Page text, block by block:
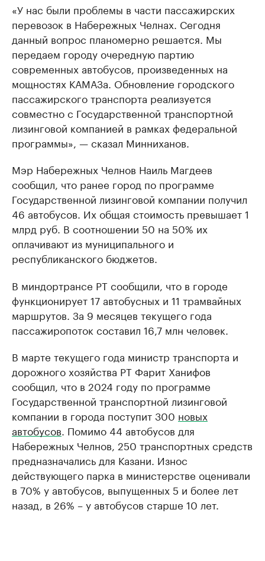
«У нас были проблемы в части пассажирских
перевозок в Набережных Челнах. Сегодня
данный вопрос планомерно решается. Мы
передаем городу очередную партию
современных автобусов, произведенных на
мощностях КАМАЗа. Обновление городского
пассажирского транспорта реализуется
совместно с Государственной транспортной
лизинговой компанией в рамках федеральной
программы», — сказал Минниханов.
Мэр Набережных Челнов Наиль Магдеев
сообщил, что ранее город по программе
Государственной лизинговой компании получил
46 автобусов. Их общая стоимость превышает 1
млрд руб. В соотношении 50 на 50% их
оплачивают из муниципального и
республиканского бюджетов.
В миндортрансе РТ сообщили, что в городе
функционирует 17 автобусных и 11 трамвайных
маршрутов. За 9 месяцев текущего года
пассажиропоток составил 16,7 млн человек.
В марте текущего года министр транспорта и
дорожного хозяйства РТ Фарит Ханифов
сообщил, что в 2024 году по программе
Государственной транспортной лизинговой
компании в города поступит 300 новых
автобусов . Помимо 44 автобусов для
Набережных Челнов, 250 транспортных средств
предназначались для Казани. Износ
действующего парка в министерстве оценивали
в 70% у автобусов, выпущенных 5 и более лет
назад, в 26% – у автобусов старше 10 лет.